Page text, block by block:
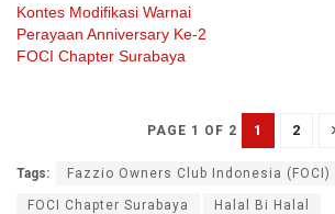
Kontes Modifikasi Warnai
Perayaan Anniversary Ke-2
FOCI Chapter Surabaya
PAGE 1 OF 2 1 2
Tags: Fazzio Owners Club Indonesia (FOCI)
FOCI Chapter Surabaya Halal Bi Halal